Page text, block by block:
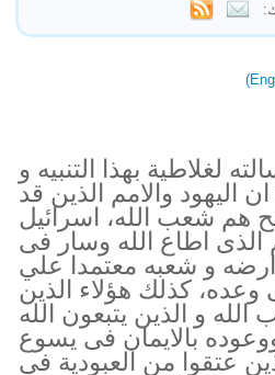
لغلاطية بهذا التنبيه و
اليهود والامم الذين قد
هم شعب الله، اسرائيل
الذى اطاع الله وسار فى
ارضه و شعبه معتمدا علي
وعده، كذلك هؤلاء الذين
و الذين يتبعون الله
بالايمان فى يسوع
عتقوا من العبودية فى